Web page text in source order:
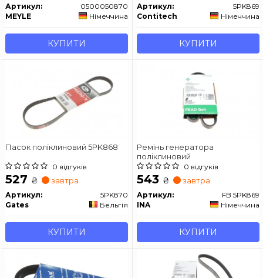
Артикул:
0500050870
MEYLE
Німеччина
КУПИТИ
Артикул:
5PK869
Contitech
Німеччина
КУПИТИ
Пасок поліклиновий 5PK868
0 відгуків
527 ₴ завтра
Артикул:
5PK870
Gates
Бельгія
КУПИТИ
Ремінь генератора
поліклиновий
0 відгуків
543 ₴ завтра
Артикул:
FB 5PK869
INA
Німеччина
КУПИТИ